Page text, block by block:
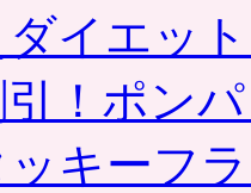
イエッ
！ポン
ッキーフ